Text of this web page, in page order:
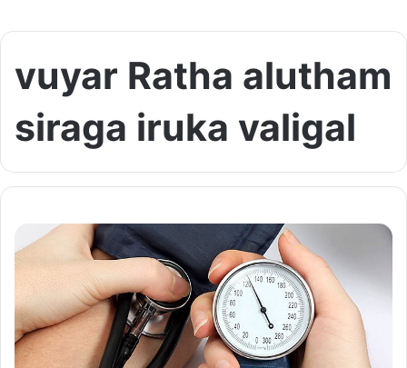
vuyar Ratha alutham
siraga iruka valigal